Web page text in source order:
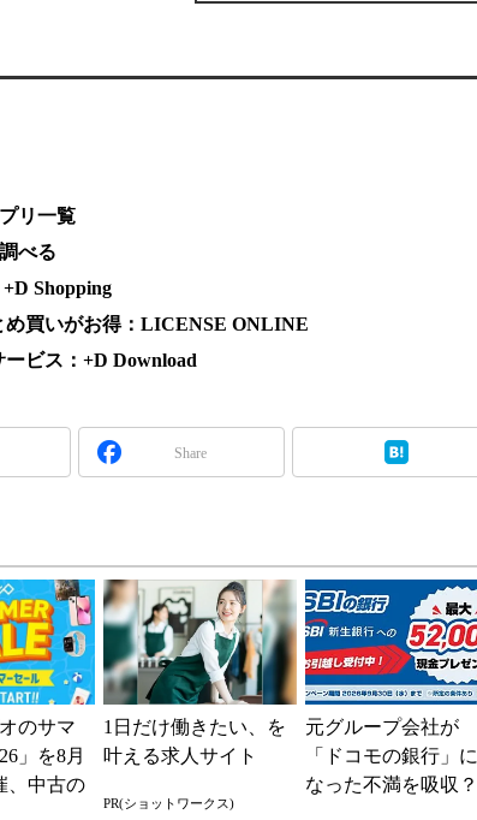
リ一覧
べる
Shopping
め買いがお得：LICENSE ONLINE
ビス：+D Download
Share
のサマ
」を8月
、中古の
1日だけ働きたい、を
叶える求人サイト
PR(ショットワークス)
元グループ会社が
「ドコモの銀行」に
なった不満を吸収？